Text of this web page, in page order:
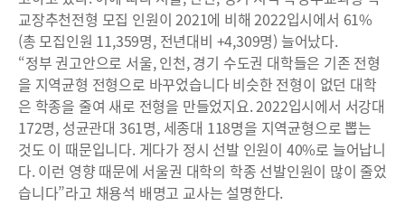
교장추천전형 모집 인원이 2021에 비해 2022입시에서 61%
(총 모집인원 11,359명, 전년대비 +4,309명) 늘어났다.
“정부 권고안으로 서울, 인천, 경기 수도권 대학들은 기존 전형
을 지역균형 전형으로 바꾸었습니다 비슷한 전형이 없던 대학
은 학종을 줄여 새로 전형을 만들었지요. 2022입시에서 서강대
172명, 성균관대 361명, 세종대 118명을 지역균형으로 뽑는
것도 이 때문입니다. 게다가 정시 선발 인원이 40%로 늘어납니
다. 이런 영향 때문에 서울권 대학의 학종 선발인원이 많이 줄었
습니다”라고 채용석 배명고 교사는 설명한다.